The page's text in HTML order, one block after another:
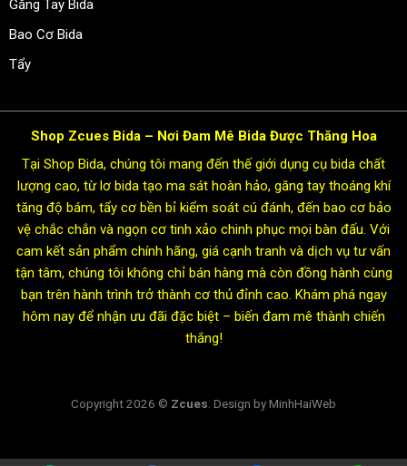
Găng Tay Bida
Bao Cơ Bida
Tẩy
Shop Zcues Bida – Nơi Đam Mê Bida Được Thăng Hoa
Tại Shop Bida, chúng tôi mang đến thế giới dụng cụ bida chất
lượng cao, từ lơ bida tạo ma sát hoàn hảo, găng tay thoáng khí
tăng độ bám, tẩy cơ bền bỉ kiểm soát cú đánh, đến bao cơ bảo
vệ chắc chắn và ngọn cơ tinh xảo chinh phục mọi bàn đấu. Với
cam kết sản phẩm chính hãng, giá cạnh tranh và dịch vụ tư vấn
tận tâm, chúng tôi không chỉ bán hàng mà còn đồng hành cùng
bạn trên hành trình trở thành cơ thủ đỉnh cao. Khám phá ngay
hôm nay để nhận ưu đãi đặc biệt – biến đam mê thành chiến
thắng!
Copyright 2026 © Zcues . Design by MinhHaiWeb